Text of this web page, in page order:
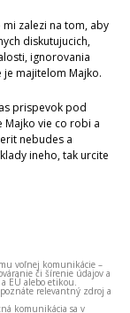
zalezi na tom, aby
diskutujucich,
ignorovania
je majitelom Majko.
prispevok pod
vie co robi a
nebudes a
ineho, tak urcite
voľnej komunikácie –
či šírenie údajov a
EÚ alebo etikou.
relevantný zdroj a
komunikácia sa v